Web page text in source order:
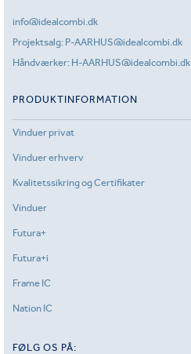
info@idealcombi.dk
Projektsalg: P-AARHUS@idealcombi.dk
Håndværker: H-AARHUS@idealcombi.dk
PRODUKTINFORMATION
Vinduer privat
Vinduer erhverv
Kvalitetssikring og Certifikater
Vinduer
Futura+
Futura+i
Frame IC
Nation IC
FØLG OS PÅ: